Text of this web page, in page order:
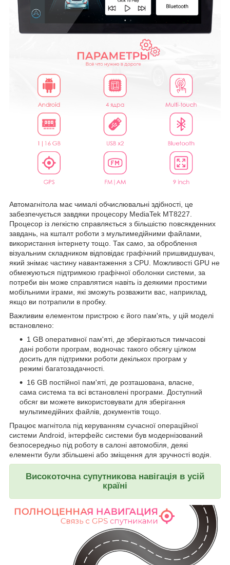
Автомагнітола має чималі обчислювальні здібності, це
забезпечується завдяки процесору MediaTek MT8227.
Процесор із легкістю справляється з більшістю повсякденних
завдань, на кшталт роботи з мультимедійними файлами,
використання інтернету тощо. Так само, за оброблення
візуальним складником відповідає графічний пришвидшувач,
який знімає частину навантаження з CPU. Можливості GPU не
обмежуються підтримкою графічної оболонки системи, за
потреби він може справлятися навіть із деякими простими
мобільними іграми, які зможуть розважити вас, наприклад,
якщо ви потрапили в пробку.
Важливим елементом пристрою є його пам'ять, у цій моделі
встановлено:
1 GB оперативної пам'яті, де зберігаються тимчасові
дані роботи програм, водночас такого обсягу цілком
досить для підтримки роботи декількох програм у
режимі багатозадачності.
16 GB постійної пам'яті, де розташована, власне,
сама система та всі встановлені програми. Доступний
обсяг ви можете використовувати для зберігання
мультимедійних файлів, документів тощо.
Працює магнітола під керуванням сучасної операційної
системи Android, інтерфейс системи був модернізований
безпосередньо під роботу в салоні автомобіля, деякі
елементи були збільшені або зміщення для зручності водія.
Високоточна супутникова навігація в усій
країні